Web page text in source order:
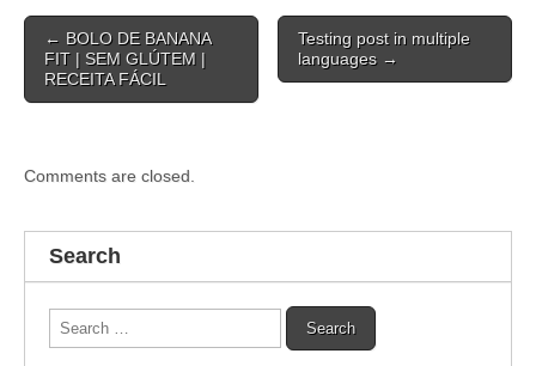
Post
navigation
← BOLO DE BANANA
FIT | SEM GLÚTEM |
RECEITA FÁCIL
Testing post in multiple
languages →
Comments are closed.
Search
Search
for: